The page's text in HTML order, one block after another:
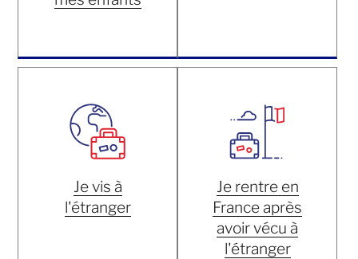
Je vis à
l'étranger
Je rentre en
France après
avoir vécu à
l'étranger